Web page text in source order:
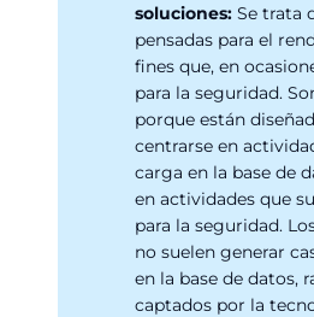
soluciones: Se trata
pensadas para el
fines que, en
para la seguridad.
porque están
centrarse en
carga en la base de
en actividades que
para la seguridad.
no suelen generar
en la base de datos,
captados por la